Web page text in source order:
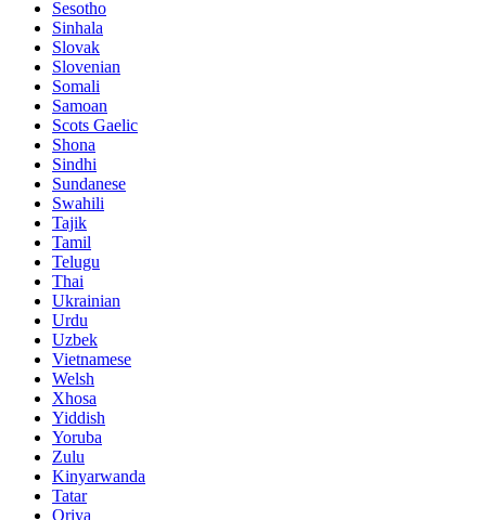
Sesotho
Sinhala
Slovak
Slovenian
Somali
Samoan
Scots Gaelic
Shona
Sindhi
Sundanese
Swahili
Tajik
Tamil
Telugu
Thai
Ukrainian
Urdu
Uzbek
Vietnamese
Welsh
Xhosa
Yiddish
Yoruba
Zulu
Kinyarwanda
Tatar
Oriya